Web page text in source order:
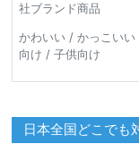
社ブランド商品
かわいい / かっこい
向け / 子供向け
日本全国どこでも